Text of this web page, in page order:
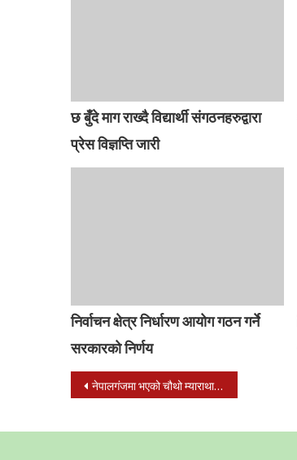
छ बुँदे माग राख्दै विद्यार्थी संगठनहरुद्वारा
प्रेस विज्ञप्ति जारी
निर्वाचन क्षेत्र निर्धारण आयोग गठन गर्ने
सरकारको निर्णय
Post
नेपालगंजमा भएको चौथो म्याराथान दौडको उपाधी नेपाल प्रहरीका राईलाई